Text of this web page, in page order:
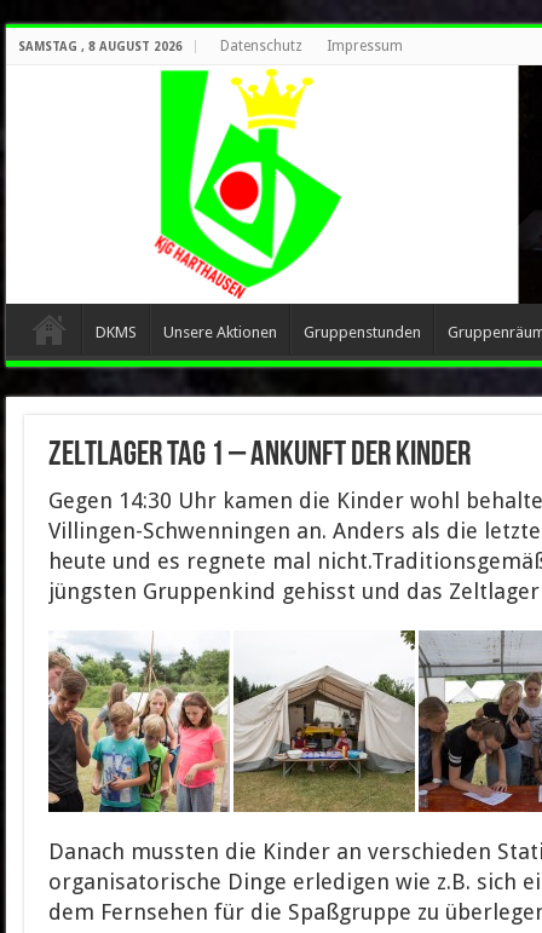
SAMSTAG , 8 AUGUST 2026 Datenschutz Impressum
DKMS Unsere Aktionen Gruppenstunden
Zeltlager Tag 1 – Ankunft der Kinder
Gegen 14:30 Uhr kamen die Kinder wohl
Villingen-Schwenningen an. Anders als die
heute und es regnete mal
jüngsten Gruppenkind gehisst und das
Danach mussten die Kinder an verschieden
organisatorische Dinge erledigen wie z.B. sich
dem Fernsehen für die Spaßgruppe zu